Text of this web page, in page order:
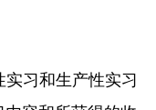
习和生产性实习